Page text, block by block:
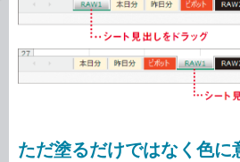
ただ塗るだけではなく色に